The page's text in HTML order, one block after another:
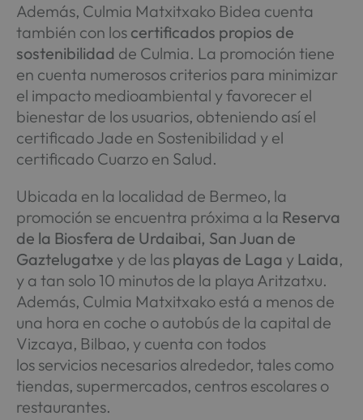
Además, Culmia Matxitxako Bidea cuenta
también con los certificados propios de
sostenibilidad de Culmia. La promoción tiene
en cuenta numerosos criterios para minimizar
el impacto medioambiental y favorecer el
bienestar de los usuarios, obteniendo así el
certificado Jade en Sostenibilidad y el
certificado Cuarzo en Salud.
Ubicada en la localidad de Bermeo, la
promoción se encuentra próxima a la Reserva
de la Biosfera de Urdaibai, San Juan de
Gaztelugatxe y de las playas de Laga y Laida,
y a tan solo 10 minutos de la playa Aritzatxu.
Además, Culmia Matxitxako está a menos de
una hora en coche o autobús de la capital de
Vizcaya, Bilbao, y cuenta con todos
los servicios necesarios alrededor, tales como
tiendas, supermercados, centros escolares o
restaurantes.